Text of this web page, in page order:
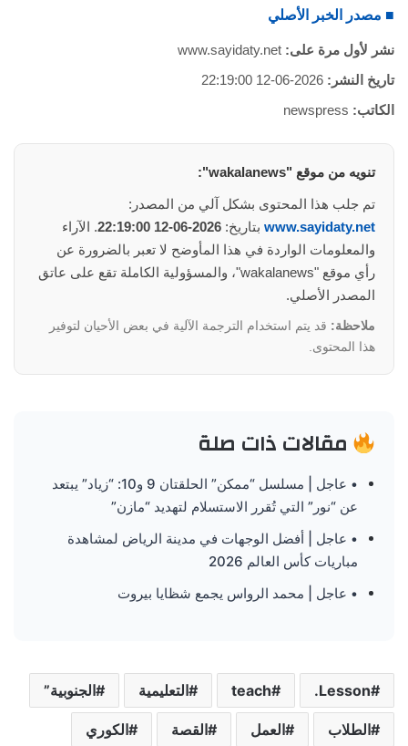
■ مصدر الخبر الأصلي
نشر لأول مرة على: www.sayidaty.net
تاريخ النشر: 2026-06-12 22:19:00
الكاتب: newspress
تنويه من موقع "wakalanews":
تم جلب هذا المحتوى بشكل آلي من المصدر:
www.sayidaty.net بتاريخ: 2026-06-12 22:19:00
. الآراء
والمعلومات الواردة في هذا المأوضح لا تعبر بالضرورة عن
رأي موقع "wakalanews"، والمسؤولية الكاملة تقع على عاتق
المصدر الأصلي.
ملاحظة: قد يتم استخدام الترجمة الآلية في بعض الأحيان لتوفير
هذا المحتوى.
مقالات ذات صلة
• عاجل | مسلسل “ممكن” الحلقتان 9 و10: “زياد” يبتعد
عن “نور” التي تُقرر الاستسلام لتهديد “مازن”
• عاجل | أفضل الوجهات في مدينة الرياض لمشاهدة
مباريات كأس العالم 2026
• عاجل | محمد الرواس يجمع شظايا بيروت
Lesson.
teach التعليمية الجنوبية”
الطلاب العمل القصة الكوري